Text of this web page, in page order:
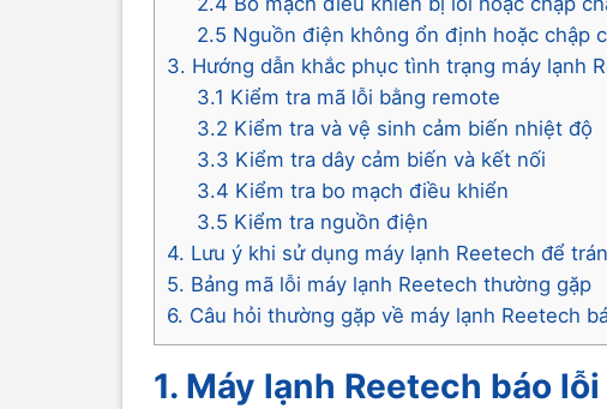
2.5 Nguồn điện không ổn định hoặc chập
3. Hướng dẫn khắc phục tình trạng máy lạnh
3.1 Kiểm tra mã lỗi bằng remote
3.2 Kiểm tra và vệ sinh cảm biến nhiệt độ
3.3 Kiểm tra dây cảm biến và kết nối
3.4 Kiểm tra bo mạch điều khiển
3.5 Kiểm tra nguồn điện
4. Lưu ý khi sử dụng máy lạnh Reetech để
5. Bảng mã lỗi máy lạnh Reetech thường gặp
6. Câu hỏi thường gặp về máy lạnh Reetech
1. Máy lạnh Reetech báo